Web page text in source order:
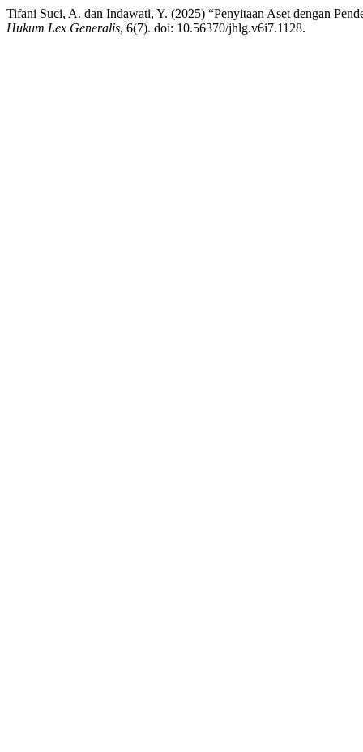
Tifani Suci, A. dan Indawati, Y. (2025) “Penyitaan Aset dengan
Hukum Lex Generalis, 6(7). doi: 10.56370/jhlg.v6i7.1128.